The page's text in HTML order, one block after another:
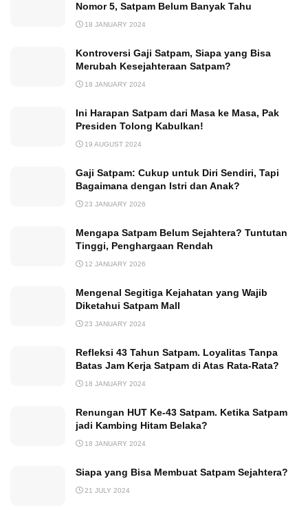
Nomor 5, Satpam Belum Banyak Tahu
18 JANUARY 2024
Kontroversi Gaji Satpam, Siapa yang Bisa
Merubah Kesejahteraan Satpam?
18 JANUARY 2024
Ini Harapan Satpam dari Masa ke Masa, Pak
Presiden Tolong Kabulkan!
19 AUGUST 2024
Gaji Satpam: Cukup untuk Diri Sendiri, Tapi
Bagaimana dengan Istri dan Anak?
23 JANUARY 2026
Mengapa Satpam Belum Sejahtera? Tuntutan
Tinggi, Penghargaan Rendah
12 JANUARY 2026
Mengenal Segitiga Kejahatan yang Wajib
Diketahui Satpam Mall
23 JANUARY 2024
Refleksi 43 Tahun Satpam. Loyalitas Tanpa
Batas Jam Kerja Satpam di Atas Rata-Rata?
18 JANUARY 2024
Renungan HUT Ke-43 Satpam. Ketika Satpam
jadi Kambing Hitam Belaka?
18 JANUARY 2024
Siapa yang Bisa Membuat Satpam Sejahtera?
21 JULY 2024